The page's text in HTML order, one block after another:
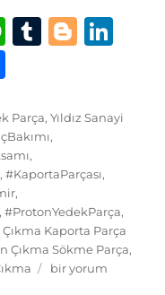
W
s
A
p
p
T
bl
r
B
g e
n
a
re
Parça,Yıldız Sanayi
,
,
,#KaportaParçası,
,
,#ProtonYedekParça,
Kaporta Parça
Çıkma Sökme Parça,
Proton
bir yorum